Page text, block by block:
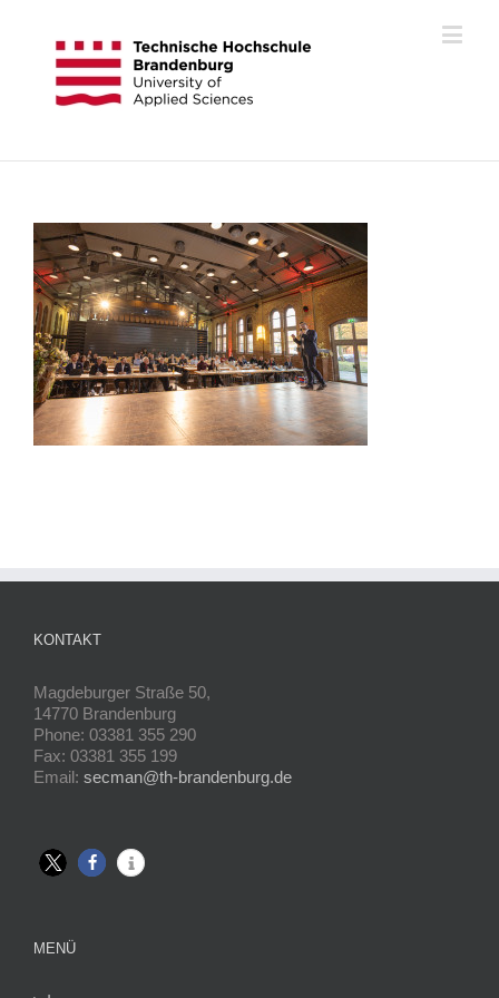
KONTAKT
Magdeburger Straße 50,
14770 Brandenburg
Phone: 03381 355 290
Fax: 03381 355 199
Email: secman@th-brandenburg.de
MENÜ